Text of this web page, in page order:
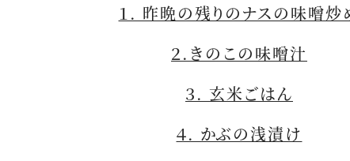
１. 昨晩の残りのナスの味噌炒
２.きのこの味噌汁
３. 玄米ごはん
４. かぶの浅漬け